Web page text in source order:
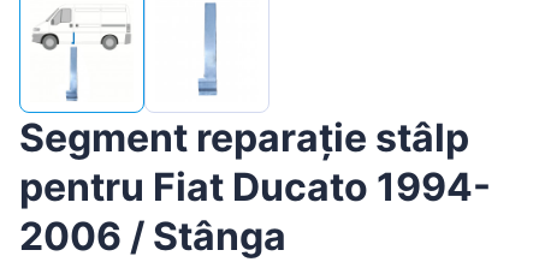
Segment reparație stâlp
pentru Fiat Ducato 1994-
2006 / Stânga